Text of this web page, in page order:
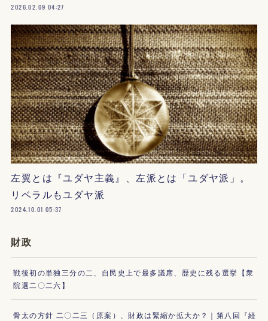
2026.02.09 04:27
左翼とは『ユダヤ主義』、左派とは「ユダヤ派」。
リベラルもユダヤ派
2024.10.01 05:37
財政
戦後初の単独三分の二、自民史上で最多議席、歴史に残る選挙【衆
院選二〇二六】
骨太の方針 二〇二三（原案）、財政は緊縮か拡大か？｜第八回『経